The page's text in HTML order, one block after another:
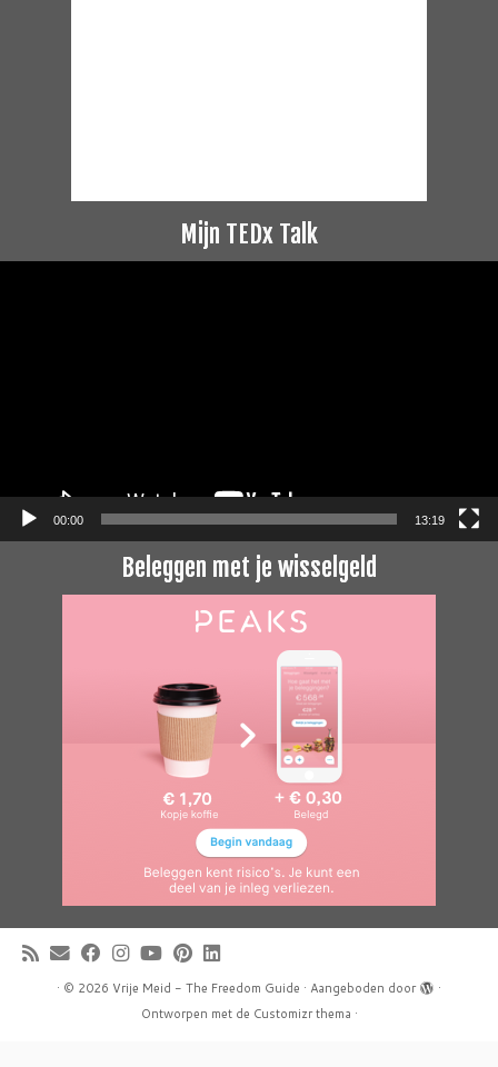
Mijn TEDx Talk
00:00 13:19
Beleggen met je wisselgeld
· © 2026 Vrije Meid - The Freedom Guide · Aangeboden door
·
Ontworpen met de Customizr thema ·